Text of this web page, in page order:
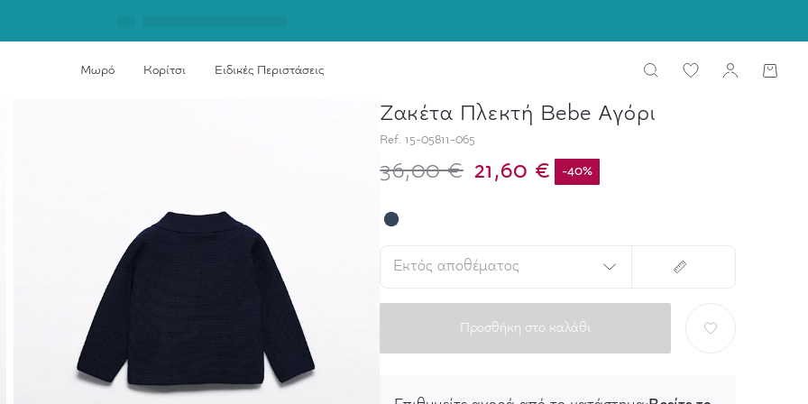
Μωρό Κορίτσι Ειδικές Περιστάσεις
Ζακέτα Πλεκτή Bebe Αγόρι
Ref. 15-05811-065
36,00 € 21,60 € -40%
Εκτός αποθέματος
Προσθήκη στο καλάθι